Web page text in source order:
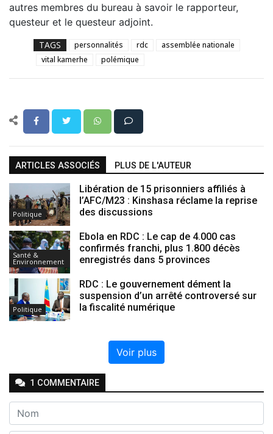
autres membres du bureau à savoir le rapporteur,
questeur et le questeur adjoint.
TAGS personnalités rdc
assemblée nationale
vital kamerhe
polémique
ARTICLES ASSOCIÉS PLUS DE L'AUTEUR
Politique
Libération de 15 prisonniers affiliés à
l’AFC/M23 : Kinshasa réclame la reprise
des discussions
Santé &
Environnement
Ebola en RDC : Le cap de 4.000 cas
confirmés franchi, plus 1.800 décès
enregistrés dans 5 provinces
Politique
RDC : Le gouvernement dément la
suspension d’un arrêté controversé sur
la fiscalité numérique
Voir plus
1 COMMENTAIRE